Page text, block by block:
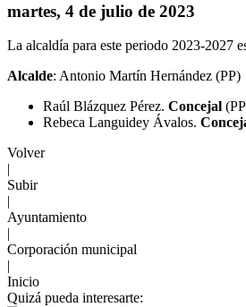
martes, 4 de julio de 2023
La alcaldía para este periodo 2023-2027
Alcalde: Antonio Martín Hernández (PP)
Raúl Blázquez Pérez. Concejal
Rebeca Languidey Ávalos.
Volver
|
Subir
|
Ayuntamiento
|
Corporación municipal
|
Inicio
Quizá pueda interesarte: